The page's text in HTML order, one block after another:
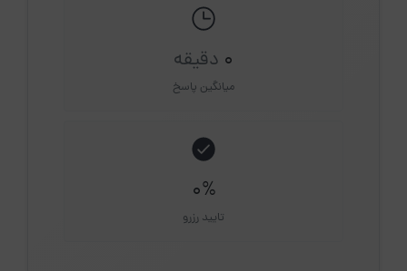
0 دقیقه
میانگین پاسخ
0%
تایید رزرو